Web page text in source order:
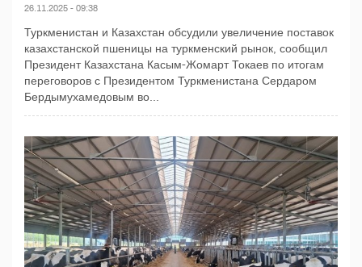
26.11.2025 - 09:38
Туркменистан и Казахстан обсудили увеличение поставок
казахстанской пшеницы на туркменский рынок, сообщил
Президент Казахстана Касым-Жомарт Токаев по итогам
переговоров с Президентом Туркменистана Сердаром
Бердымухамедовым во...